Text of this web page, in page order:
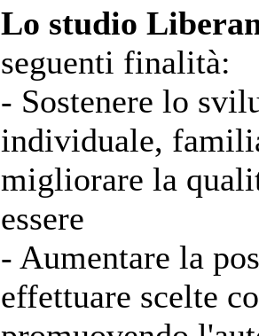
Lo studio
seguenti finalità:
- Sostenere lo
individuale,
migliorare la
essere
- Aumentare la
effettuare scelte